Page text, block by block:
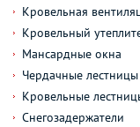
Кровельная
Кровельный
Мансардные окна
Чердачные лестницы
Кровельные
Снегозадержатели